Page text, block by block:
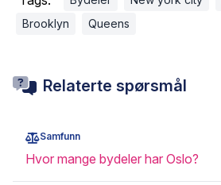
Brooklyn
Queens
Relaterte spørsmål
Samfunn
Hvor mange bydeler har Oslo?